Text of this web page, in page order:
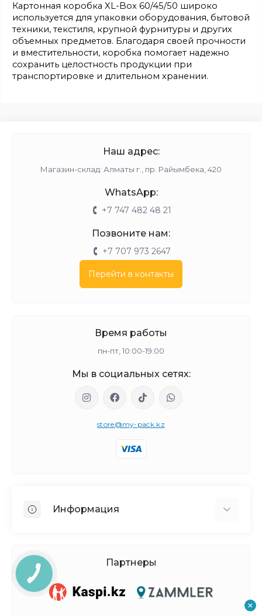
Картонная коробка XL-Box 60/45/50 широко
используется для упаковки оборудования, бытовой
техники, текстиля, крупной фурнитуры и других
объемных предметов. Благодаря своей прочности
и вместительности, коробка помогает надежно
сохранить целостность продукции при
транспортировке и длительном хранении.
Наш адрес:
Магазин-склад: Алматы г., пр. Райымбека, 420
WhatsApp:
+7 747 482 48 21
Позвоните нам:
+7 707 973 2647
Перейти в контакты
Время работы
пн-пт, 10:00-19:00
Мы в социальных сетях:
store@my-pack.kz
Информация
Доставка и оплата
Политика Безопасности
Условия соглашения
Партнеры